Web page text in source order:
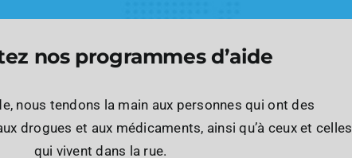
nos programmes d’aide
nous tendons la main aux personnes qui ont des
drogues et aux médicaments, ainsi qu’à ceux et celles
qui vivent dans la rue.